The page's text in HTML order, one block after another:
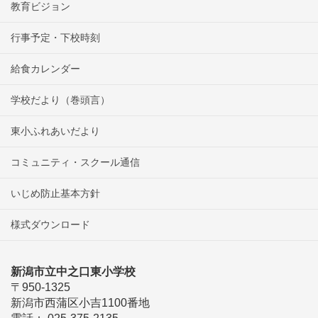
教育ビジョン
行事予定・下校時刻
給食カレンダー
学校だより（巻頭言）
東小ふれあいだより
コミュニティ・スクール通信
いじめ防止基本方針
様式ダウンロード
新潟市立中之口東小学校
〒950-1325
新潟市西蒲区小吉1100番地